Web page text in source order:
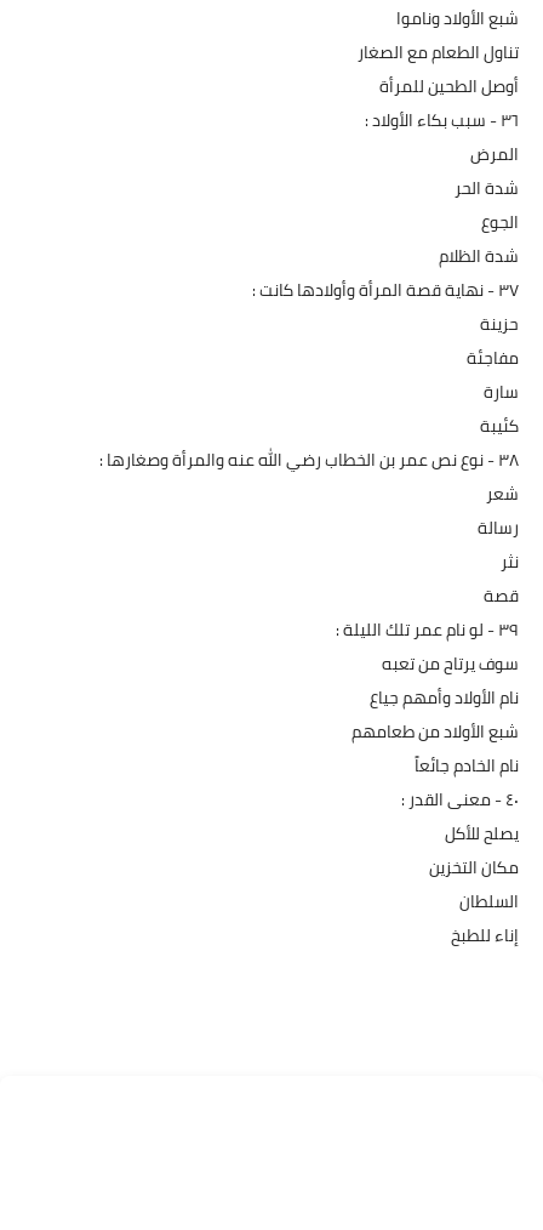
شبع الأولاد وناموا
تناول الطعام مع الصغار
أوصل الطحين للمرأة
٣٦ - سبب بكاء الأولاد :
المرض
شدة الحر
الجوع
شدة الظلام
۳۷ - نهاية قصة المرأة وأولادها كانت :
حزينة
مفاجئة
سارة
كئيبة
۳۸ - نوع نص عمر بن الخطاب رضي الله عنه والمرأة وصغارها :
شعر
رسالة
نثر
قصة
۳۹ - لو نام عمر تلك الليلة :
سوف يرتاح من تعبه
نام الأولاد وأمهم جياع
شبع الأولاد من طعامهم
نام الخادم جائعاً
٤٠ - معنى القدر :
يصلح للأكل
مكان التخزين
السلطان
إناء للطبخ